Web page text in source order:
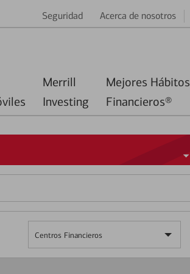
Seguridad Acerca de nosotros
Merrill
Investing
Mejores Hábitos
Financieros®
Centros Financieros